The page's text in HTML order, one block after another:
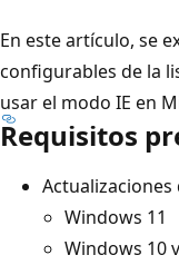
En este artículo, se
configurables de la
usar el modo IE en
Requisitos
Actualizaciones
Windows 11
Windows 10